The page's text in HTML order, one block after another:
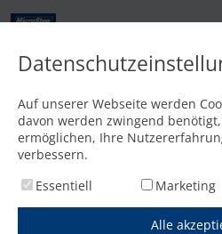
Startseite /Features/Europäische Version:
Auf unserer Webseite werden
davon werden zwingend
ermöglichen, Ihre
verbessern.
Essentiell
Marketing
Alle